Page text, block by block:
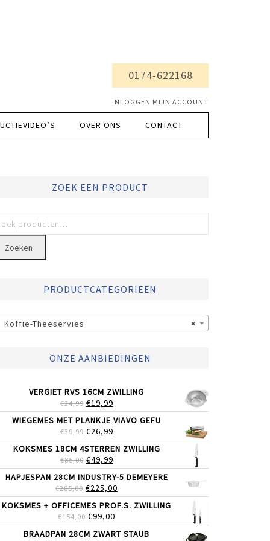
0174-622168
INLOGGEN MIJN ACCOUNT
OVER ONS CONTACT
ZOEK EEN PRODUCT
Zoeken
PRODUCTCATEGORIEËN
×
Koffie-Theeservies
ONZE AANBIEDINGEN
VERGIET RVS 16CM ZWILLING
€24,99 OORSPRONKELIJKE
PRIJS
WAS:
€24,99.
€19,99HUIDIGE
PRIJS
IS:
€19,99.
WIEGEMES MET PLANKJE VIAVO GEFU
€39,99 OORSPRONKELIJKE
PRIJS
WAS:
€39,99.
€26,99HUIDIGE
PRIJS
IS:
€26,99.
KOKSMES 18CM 4STERREN ZWILLING
€85,00 OORSPRONKELIJKE
PRIJS
WAS:
€85,00.
€49,99HUIDIGE
PRIJS
IS:
€49,99.
HAPJESPAN 28CM INDUSTRY-5 DEMEYERE
€285,00 OORSPRONKELIJKE
PRIJS
WAS:
€285,00.
€225,00
PRIJS
IS:
KOKSMES + OFFICEMES PROF.S. ZWILLING
€154,00 OORSPRONKELIJKE
PRIJS
WAS:
€99,00
PRIJS
IS:
BRAADPAN 28CM ZWART STAUB